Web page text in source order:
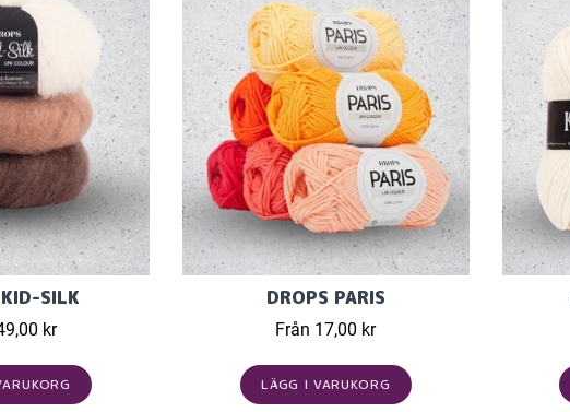
SILK
kr
DROPS PARIS
Från 17,00 kr
LÄGG I VARUKORG